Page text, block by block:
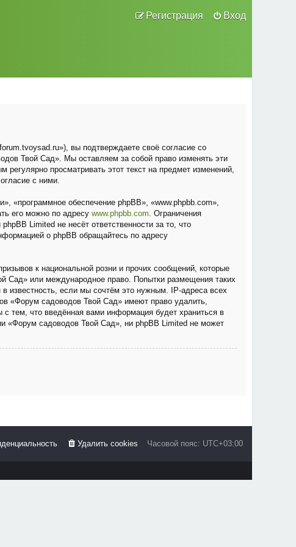
Вход
Регистрация
вы подтверждаете своё согласие со
Твой Сад». Мы оставляем за собой право изменять эти
просматривать этот текст на предмет изменений,
с ними.
«программное обеспечение phpBB», «www.phpbb.com»,
его можно по адресу www.phpbb.com. Ограничения
Limited не несёт ответственности за то, что
о phpBB обращайтесь по адресу
к национальной розни и прочих сообщений, которые
Сад» или международное право. Попытки размещения таких
известность, если мы сочтём это нужным. IP-адреса всех
«Форум садоводов Твой Сад» имеют право удалить,
тем, что введённая вами информация будет храниться в
«Форум садоводов Твой Сад», ни phpBB Limited не может
Часовой пояс: UTC+03:00
Удалить cookies